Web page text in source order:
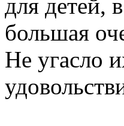
для детей,
большая
Не угасло